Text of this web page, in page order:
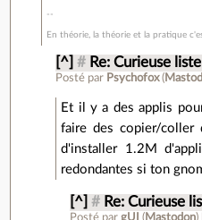
En théorie, la théorie et la pratique
[^] # Re: Curieuse liste
Posté par Psychofox(
Et il y a des applis
faire des copier/coller
d'installer 1.2M
redondantes si ton
[^] # Re: Curieuse
Posté pargUI ( Mastodon)